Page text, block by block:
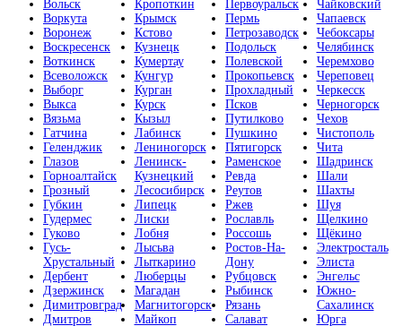
Вольск
Воркута
Воронеж
Воскресенск
Воткинск
Всеволожск
Выборг
Выкса
Вязьма
Гатчина
Геленджик
Глазов
Горноалтайск
Грозный
Губкин
Гудермес
Гуково
Гусь-
Хрустальный
Дербент
Дзержинск
Димитровград
Дмитров
Кропоткин
Крымск
Кстово
Кузнецк
Кумертау
Кунгур
Курган
Курск
Кызыл
Лабинск
Лениногорск
Ленинск-
Кузнецкий
Лесосибирск
Липецк
Лиски
Лобня
Лысьва
Лыткарино
Люберцы
Магадан
Магнитогорск
Майкоп
Первоуральск
Пермь
Петрозаводск
Подольск
Полевской
Прокопьевск
Прохладный
Псков
Путилково
Пушкино
Пятигорск
Раменское
Ревда
Реутов
Ржев
Рославль
Россошь
Ростов-На-
Дону
Рубцовск
Рыбинск
Рязань
Салават
Чайковский
Чапаевск
Чебоксары
Челябинск
Черемхово
Череповец
Черкесск
Черногорск
Чехов
Чистополь
Чита
Шадринск
Шали
Шахты
Шуя
Щелкино
Щёкино
Электросталь
Элиста
Энгельс
Южно-
Сахалинск
Юрга